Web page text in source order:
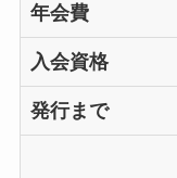
年会費
入会資格
発行まで